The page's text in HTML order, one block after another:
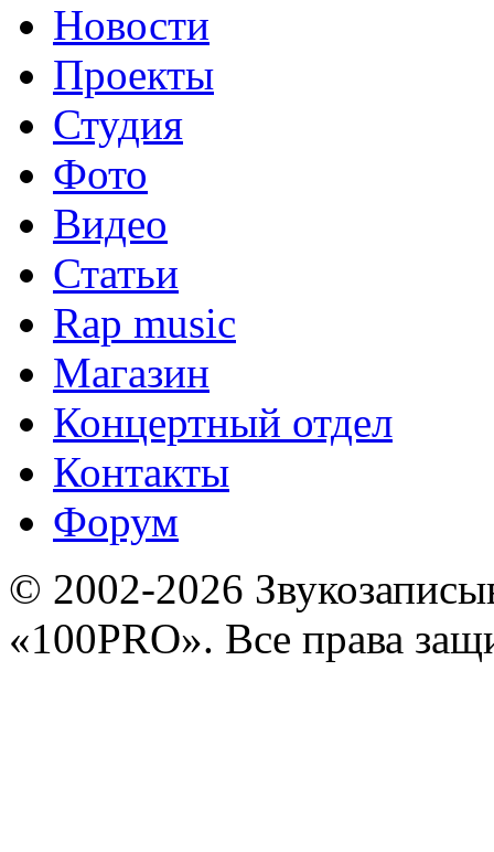
Новости
Проекты
Студия
Фото
Видео
Статьи
Rap music
Магазин
Концертный отдел
Контакты
Форум
© 2002-2026
«100PRO». Все права